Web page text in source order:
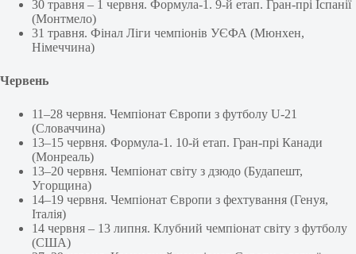
30 травня – 1 червня. Формула-1. 9-й етап. Гран-прі Іспанії
(Монтмело)
31 травня. Фінал Ліги чемпіонів УЄФА (Мюнхен,
Німеччина)
Червень
11–28 червня. Чемпіонат Європи з футболу U-21
(Словаччина)
13–15 червня. Формула-1. 10-й етап. Гран-прі Канади
(Монреаль)
13–20 червня. Чемпіонат світу з дзюдо (Будапешт,
Угорщина)
14–19 червня. Чемпіонат Європи з фехтування (Генуя,
Італія)
14 червня – 13 липня. Клубний чемпіонат світу з футболу
(США)